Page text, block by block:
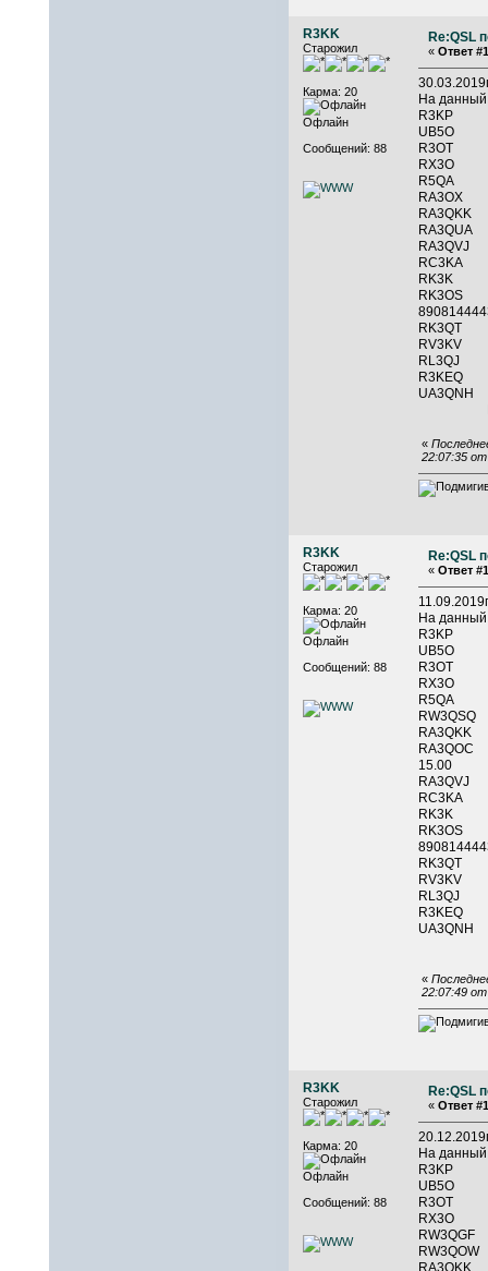
R3KK
Старожил
Карма: 20
Офлайн
Сообщений: 88
Re:QSL
« Ответ
На
R3KP
UB5O
R3OT
RX3O
R5QA
RA3OX
RK3K
RK3QT
RV3KV
RL3QJ
«
22:07:35
R3KK
Старожил
Карма: 20
Офлайн
Сообщений: 88
Re:QSL
« Ответ
На
R3KP
UB5O
R3OT
RX3O
R5QA
15.00
RK3K
RK3QT
RL3QJ
R3KEQ
«
22:07:49
R3KK
Старожил
Карма: 20
Офлайн
Сообщений: 88
Re:QSL
« Ответ
На
R3KP
UB5O
R3OT
RX3O